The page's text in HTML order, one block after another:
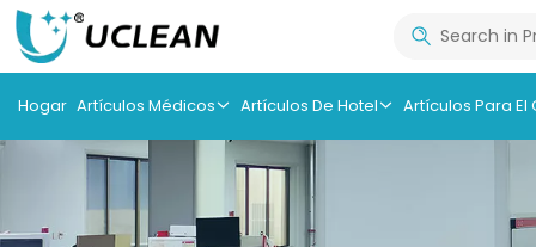
Hogar Artículos Médicos Artículos De Hotel Artículos Para El